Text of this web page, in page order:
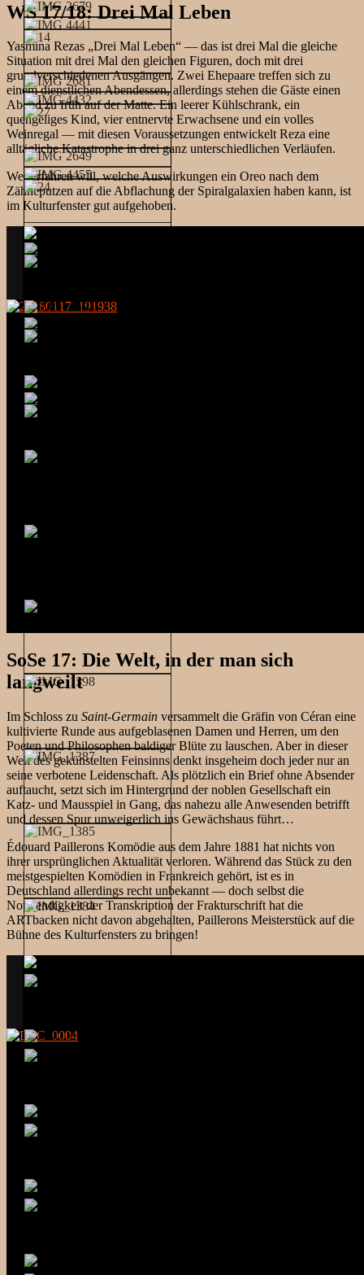
WS 17/18: Drei Mal Leben
Yasmina Rezas „Drei Mal Leben“ — das ist drei Mal die gleiche
Situation mit drei Mal den gleichen Figuren, doch mit drei
grundverschiedenen Ausgängen. Zwei Ehepaare treffen sich zu
einem dienstlichen Abendessen, allerdings stehen die Gäste einen
Abend zu früh auf der Matte. Ein leerer Kühlschrank, ein
quengeliges Kind, vier entnervte Erwachsene und ein volles
Weinregal — mit diesen Voraussetzungen entwickelt Reza eine
alltägliche Katastrophe in drei ganz unterschiedlichen Verläufen.
Wer erfahren will, welche Auswirkungen ein Oreo nach dem
Zähneputzen auf die Abflachung der Spiralgalaxien haben kann, ist
im Kulturfenster gut aufgehoben.
SoSe 17: Die Welt, in der man sich
langweilt
Im Schloss zu Saint-Germain versammelt die Gräfin von Céran eine
kultivierte Runde aus aufgeblasenen Damen und Herren, um den
Poeten und Philosophen baldiger Blüte zu lauschen. Aber in dieser
Welt des gekünstelten Feinsinns denkt insgeheim doch jeder nur an
seine verbotene Leidenschaft. Als plötzlich ein Brief ohne Absender
auftaucht, setzt sich im Hintergrund der noblen Gesellschaft ein
Katz- und Mausspiel in Gang, das nahezu alle Anwesenden betrifft
und dessen Spur unweigerlich ins Gewächshaus führt…
Édouard Paillerons Komödie aus dem Jahre 1881 hat nichts von
ihrer ursprünglichen Aktualität verloren. Während das Stück zu den
meistgespielten Komödien in Frankreich gehört, ist es in
Deutschland allerdings recht unbekannt — doch selbst die
Notwendigkeit der Transkription der Frakturschrift hat die
ARTbacken nicht davon abgehalten, Paillerons Meisterstück auf die
Bühne des Kulturfensters zu bringen!